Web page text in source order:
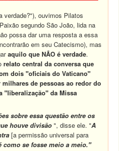
verdade?"), ouvimos Pilatos
segundo São João, lida na
possa dar uma resposta a essa
em seu Catecismo), mas
aquilo que NÃO é verdade.
relato central da conversa que
dois "oficiais do Vaticano"
milhares de pessoas ao redor do
"liberalização" da Missa
sobre essa questão entre os
houve divisão", disse ele. "A
[a permissão universal para
como se fosse meio a meio."